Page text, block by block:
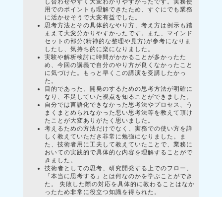
し合わせやすく大変わかりやすかったです。実務使
用でのポイントも理解できたため、すぐにでも業務
に活かせそうで大変有益でした。
思考方法とその具体的なやり方、考え方は例示も踏
まえて大変分かりやすかったです。また、マインド
セットの部分(精神的な整理や見方)が参考になりま
したし、気持ち的に楽になりました。
実験や解析検討に時間がかかることが多かったた
め、今回の講義で自分のやり方が良くなかったこと
に気づけた。もっと早くこの講演を受講したかっ
た。
目的であった、開発のするための思考方法が明確に
なり、不足していた視点を知ることができました。
自分では言語化できなかった思考法やプロセス、う
まくまとめられなかった悪い思考法等を教えて頂け
たことが大変ありがたく思いました。
考えるための方法だけでなく、実務での使い方を詳
しく教えていただき非常に勉強になりました。ま
た、技術者用に工夫して教えていたことで、業務に
おいての実践的で具体的な内容を理解することがで
きました。
技術者としての思考、研究開発する上でのフロー、
「本当に思考する」とは何なのかを学ぶことができ
た。 失敗した際の対応を具体的に教わることはなか
ったため非常に役立つ知識を得られた。